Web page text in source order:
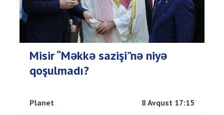
Misir “Məkkə sazişi”nə niyə
qoşulmadı?
Planet 8 Avqust 17:15